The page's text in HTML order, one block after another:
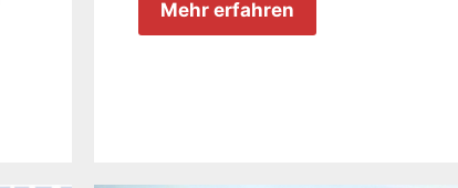
Mehr erfahren